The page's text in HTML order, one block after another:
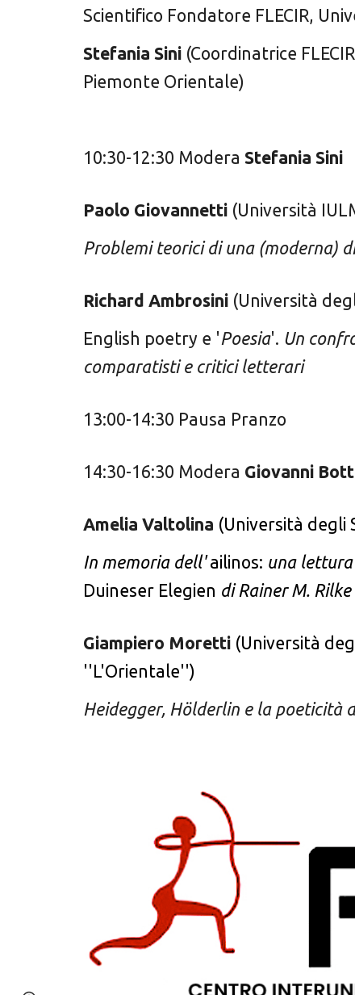
Scientifico Fondatore FLECIR,
Stefania Sini(Coordinatrice FLECIR
Piemonte Orientale)
10:30-12:30 Modera Stefania Sini
Paolo Giovannetti(Università
Problemi teorici di una (moderna)
Richard Ambrosini (Università
English poetry e 'Poesia'. Un
comparatisti e critici letterari
1 3:00-1 4:30 Pausa Pranzo
1 4:30-1 6:30 Modera Giovanni
Amelia Valtolina (Università degli
In memoria dell'ailinos: una
Duineser Elegien di Rainer M. Rilke
Giampiero Moretti (Università
''L'Orientale'')
Heidegger, Hölderlin e la poeticità